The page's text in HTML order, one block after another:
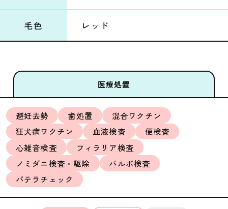
毛色 レッド
医療処置
避妊去勢 歯処置
混合ワクチン
狂犬病ワクチン
血液検査
便検査
心雑音検査
フィラリア検査
ノミダニ検査・駆除
パルボ検査
パテラチェック